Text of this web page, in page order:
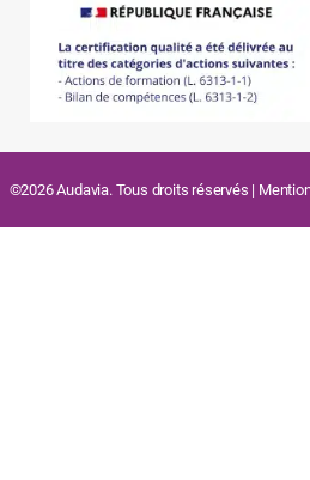
©2026 Audavia. Tous droits réservés |